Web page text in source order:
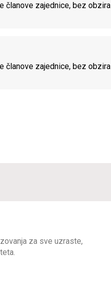
članove zajednice, bez obzira
članove zajednice, bez obzira
za sve uzraste,